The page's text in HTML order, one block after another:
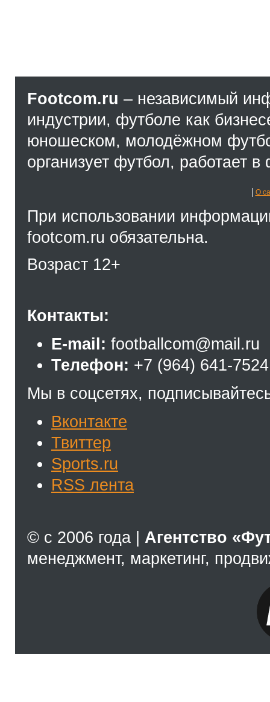
Footcom.ru – независимый
индустрии, футболе как
юношеском, молодёжном
организует футбол, работает
О
При использовании
footcom.ru обязательна.
Возраст 12+
Контакты:
E-mail: footballcom@mail.ru
Телефон: +7 (964) 641-7524
Мы в соцсетях,
Вконтакте
Твиттер
Sports.ru
RSS лента
© с 2006 года | Агентство
менеджмент, маркетинг,